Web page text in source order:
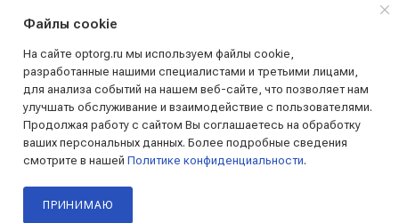
2019 - 2026 © АО КПК "Ставропольстройопторг"
Все права защищены
Файлы cookie
На сайте optorg.ru мы используем файлы cookie,
разработанные нашими специалистами и третьими лицами,
для анализа событий на нашем веб-сайте, что позволяет нам
улучшать обслуживание и взаимодействие с пользователями.
Продолжая работу с сайтом Вы соглашаетесь на обработку
ваших персональных данных. Более подробные сведения
смотрите в нашей Политике конфиденциальности.
ПРИНИМАЮ